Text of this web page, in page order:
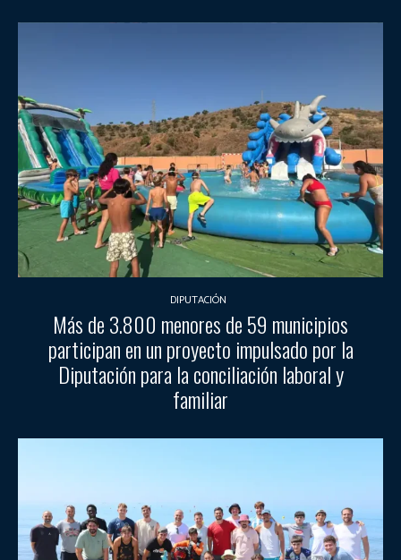
DIPUTACIÓN
Más de 3.800 menores de 59 municipios
participan en un proyecto impulsado por la
Diputación para la conciliación laboral y
familiar